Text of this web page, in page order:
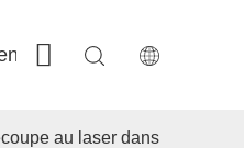
Contactez-nous
au laser dans